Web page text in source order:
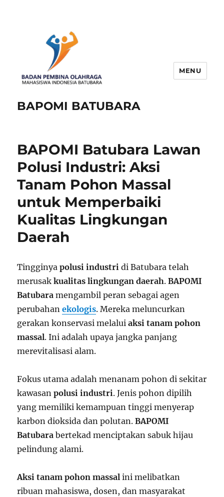
BAPOMI BATUBARA
MENU
BAPOMI Batubara Lawan
Polusi Industri: Aksi
Tanam Pohon Massal
untuk Memperbaiki
Kualitas Lingkungan
Daerah
Tingginyapolusi industri di Batubara telah
merusakkualitas lingkungan daerah.BAPOMI
Batubara mengambil peran sebagai agen
perubahanekologis. Mereka meluncurkan
gerakan konservasi melaluiaksi tanam pohon
massal. Ini adalah upaya jangka panjang
merevitalisasi alam.
Fokus utama adalah menanam pohon di sekitar
kawasanpolusi industri. Jenis pohon dipilih
yang memiliki kemampuan tinggi menyerap
karbon dioksida dan polutan.BAPOMI
Batubara bertekad menciptakan sabuk hijau
pelindung alami.
Aksi tanam pohon massal ini melibatkan
ribuan mahasiswa, dosen, dan masyarakat